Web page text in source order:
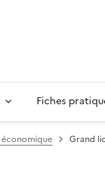
Fiches
Grand